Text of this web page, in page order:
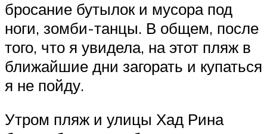
бросание бутылок и мусора под
ноги, зомби-танцы. В общем, после
того, что я увидела, на этот пляж в
ближайшие дни загорать и купаться
я не пойду.
Утром пляж и улицы Хад Рина